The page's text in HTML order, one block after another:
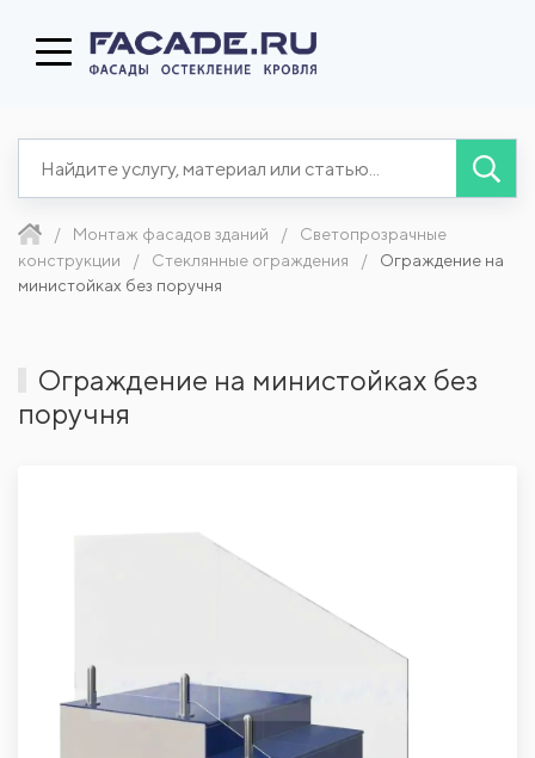
Монтаж фасадов зданий
Светопрозрачные
конструкции
Стеклянные ограждения
Ограждение на
министойках без поручня
Ограждение на министойках без
поручня